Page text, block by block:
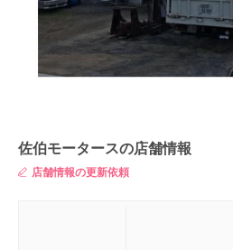
佐伯モータースの店舗情報
店舗情報の更新依頼